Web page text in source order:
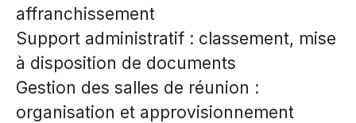
affranchissement
Support administratif : classement, mise
à disposition de documents
Gestion des salles de réunion :
organisation et approvisionnement